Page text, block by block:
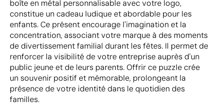
boîte en métal personnalisable avec votre logo,
constitue un cadeau ludique et abordable pour les
enfants. Ce présent encourage l'imagination et la
concentration, associant votre marque à des moments
de divertissement familial durant les fêtes. Il permet de
renforcer la visibilité de votre entreprise auprès d'un
public jeune et de leurs parents. Offrir ce puzzle crée
un souvenir positif et mémorable, prolongeant la
présence de votre identité dans le quotidien des
familles.